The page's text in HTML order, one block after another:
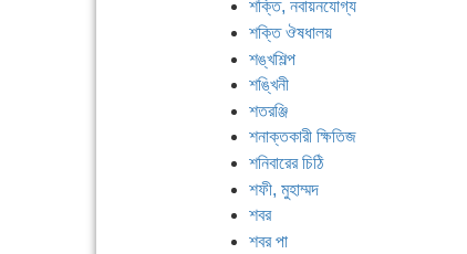
শক্তি, নবায়নযোগ্য
শক্তি ঔষধালয়
শঙ্খশিল্প
শঙ্খিনী
শতরঞ্জি
শনাক্তকারী ক্ষিতিজ
শনিবারের চিঠি
শফী, মুহাম্মদ
শবর
শবর পা